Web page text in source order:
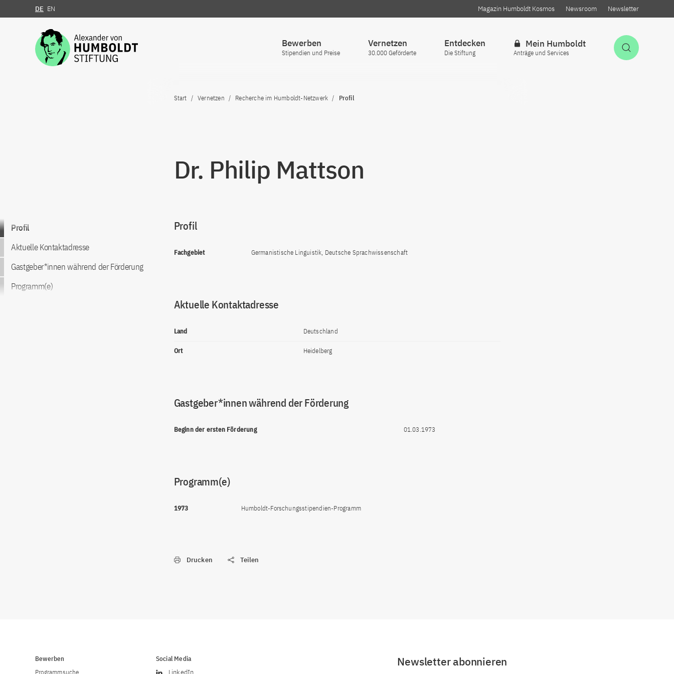
Zum Inhalt springen
DE EN Magazin Humboldt Kosmos Newsroom Newsletter
Bewerben
Stipendien und Preise
Vernetzen
30.000 Geförderte
Entdecken
Die Stiftung
Mein Humboldt
Anträge und Services
Start Vernetzen Recherche im Humboldt-Netzwerk Profil
Dr. Philip Mattson
Zum Inhalt springen
Profil
Aktuelle Kontaktadresse
Gastgeber*innen während der Förderung
Programm(e)
Profil
Fachgebiet Germanistische Linguistik, Deutsche Sprachwissenschaft
Aktuelle Kontaktadresse
Land Deutschland
Ort Heidelberg
Gastgeber*innen während der Förderung
Beginn der ersten Förderung 01.03.1973
Programm(e)
1973 Humboldt-Forschungsstipendien-Programm
Drucken Teilen
Bewerben
Programmsuche
Social Media
LinkedIn
Newsletter abonnieren